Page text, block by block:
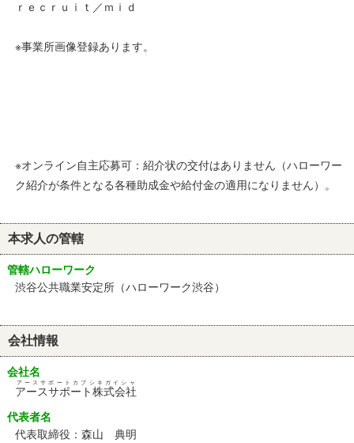
ｒｅｃｒｕｉｔ／ｍｉｄ
※事業所画像登録あります。
※オンライン自主応募可：紹介状の交付はありません（ハローワー
ク紹介が条件となる各種助成金や給付金の適用になりません）。
本求人の管轄
管轄ハローワーク
渋谷公共職業安定所（ハローワーク渋谷）
会社情報
会社名
アースサポート株式会社
アースサポートカブシキガイシャ
代表者名
代表取締役：森山 典明